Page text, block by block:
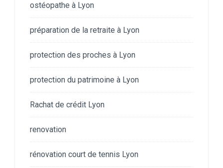
ostéopathe à Lyon
préparation de la retraite à Lyon
protection des proches à Lyon
protection du patrimoine à Lyon
Rachat de crédit Lyon
renovation
rénovation court de tennis Lyon